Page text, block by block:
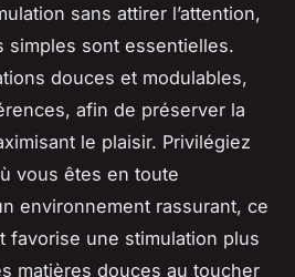
sans attirer l’attention,
simples sont essentielles.
douces et modulables,
afin de préserver la
le plaisir. Privilégiez
vous êtes en toute
environnement rassurant, ce
favorise une stimulation plus
matières douces au toucher